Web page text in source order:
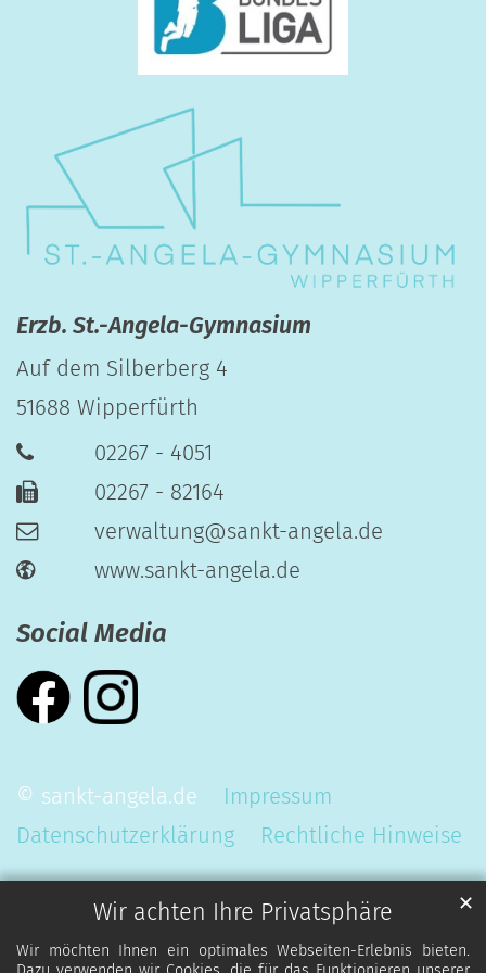
Wir achten Ihre Privatsphäre
Wir möchten Ihnen ein optimales Webseiten-Erlebnis bieten.
✕
Erzb. St.-Angela-Gymnasium
Auf dem Silberberg 4
51688 Wipperfürth
02267 - 4051
02267 - 82164
verwaltung@sankt-angela.de
www.sankt-angela.de
Social Media
© sankt-angela.de
Impressum
Datenschutzerklärung
Rechtliche Hinweise